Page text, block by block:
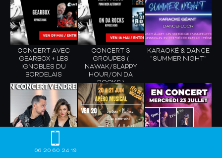
CONCERT AVEC
GEARBOX + LES
IGNOBLES DU
BORDELAIS
CONCERT 3
GROUPES (
NAWAK/SLAPPY
HOUR/ON DA
ROCKS )
KARAOKÉ & DANCE
"SUMMER NIGHT"
06 20 60 24 19